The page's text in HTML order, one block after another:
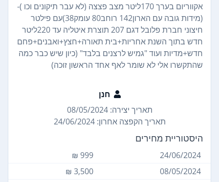
אקווריום בערך 170ליטר מצב פצצה (לא עבר תיקונים וכו )-
(מידות גובה עם הארון142 רוחב80 עומק38)עם פילטר
חיצוני חברת פלובל דגם 207 תוצרת איטליה עד 220ליטר
חדש בתוך השנת אחריות+בית תאורה+חצץ+ואבנים+פחם
חדש+מדיות ועוד "גמיש לרצנים בלבד" (כיון שיש כבר כמה
שהתקשרו אלי לא שומר לאף אחד הראשון זוכה)
חנן
תאריך יצירה: 08/05/2024
תאריך הקפצה אחרון: 24/06/2024
היסטוריית מחירים
24/06/2024
999 ₪
08/05/2024
3,500 ₪